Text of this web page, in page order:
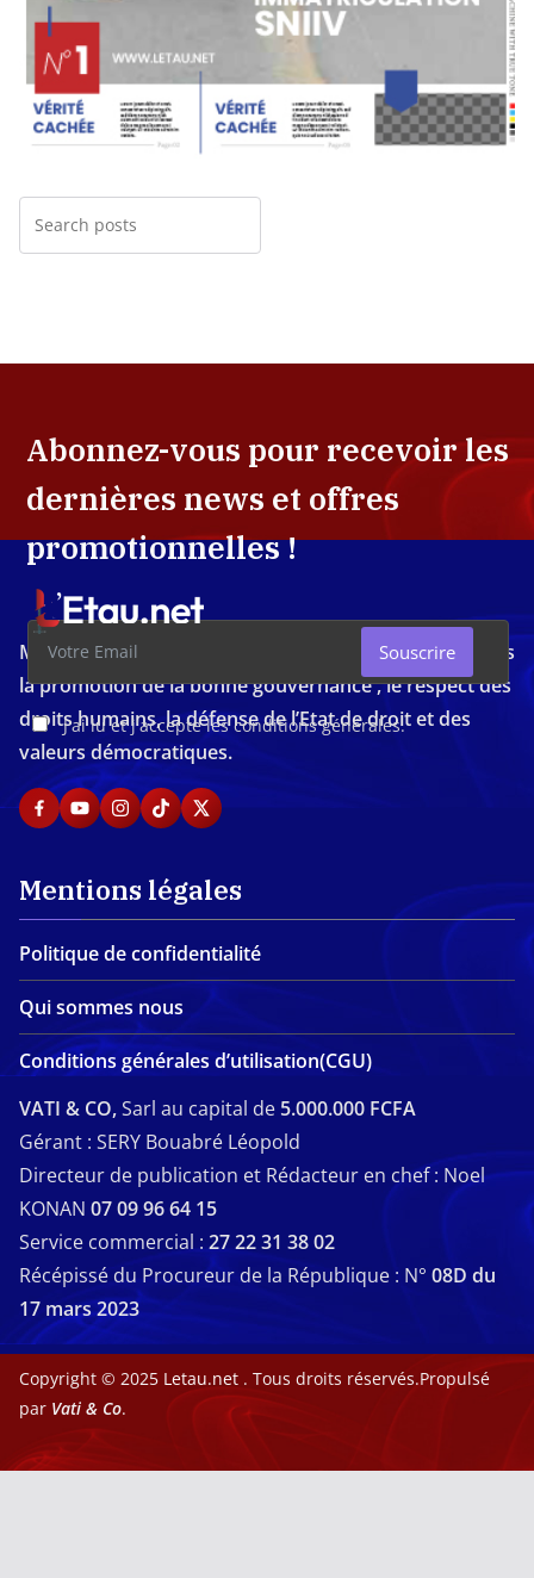
Abonnez-vous pour recevoir les
dernières news et offres
promotionnelles !
J'ai lu et j'accepte les conditions générales.
Souscrire
Média d'investigation ivoirien résolument engagé dans
la promotion de la bonne gouvernance , le respect des
droits humains, la défense de l’Etat de droit et des
valeurs démocratiques.
Mentions légales
Politique de confidentialité
Qui sommes nous
Conditions générales d’utilisation(CGU)
VATI & CO,Sarl au capital de 5.000.000 FCFA
Gérant : SERY Bouabré Léopold
Directeur de publication et Rédacteur en chef : Noel
KONAN 07 09 96 64 15
Service commercial : 27 22 31 38 02
Récépissé du Procureur de la République : N° 08D du
17 mars 2023
Copyright © 2025 Letau.net . Tous droits réservés.Propulsé
par Vati & Co.